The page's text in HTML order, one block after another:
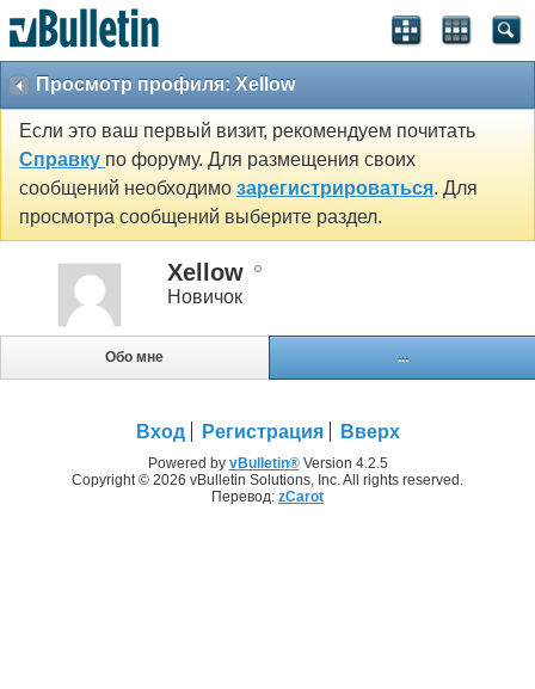
Просмотр профиля: Xellow
Если это ваш первый визит, рекомендуем почитать
Справку по форуму. Для размещения своих
сообщений необходимо зарегистрироваться. Для
просмотра сообщений выберите раздел.
Xellow
Новичок
Обо мне ...
Вход Регистрация Вверх
Powered by vBulletin®Version 4.2.5
Copyright © 2026 vBulletin Solutions, Inc. All rights reserved.
Перевод: zCarot